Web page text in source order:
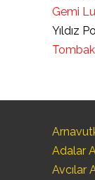
Gemi
Yıldız
Adalar
Avcılar